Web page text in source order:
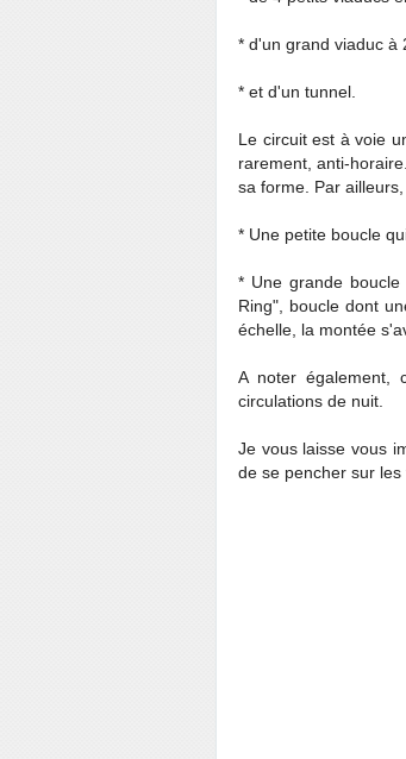
* d'un grand viaduc à
* et d'un tunnel.
Le circuit est à voie
rarement, anti-
sa forme. Par
* Une petite boucle
* Une grande
Ring", boucle dont
échelle, la montée
A noter également,
circulations de nuit.
Je vous laisse vous
de se pencher sur